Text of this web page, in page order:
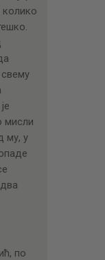
колико
мисли
му, у
по